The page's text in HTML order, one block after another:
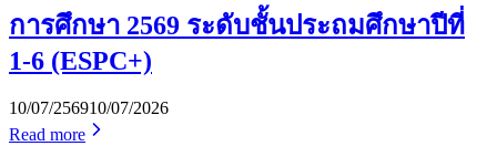
การศึกษา 2569 ระดับชั้นประถมศึกษาปีที่
1-6 (ESPC+)
10/07/256910/07/2026
Read more